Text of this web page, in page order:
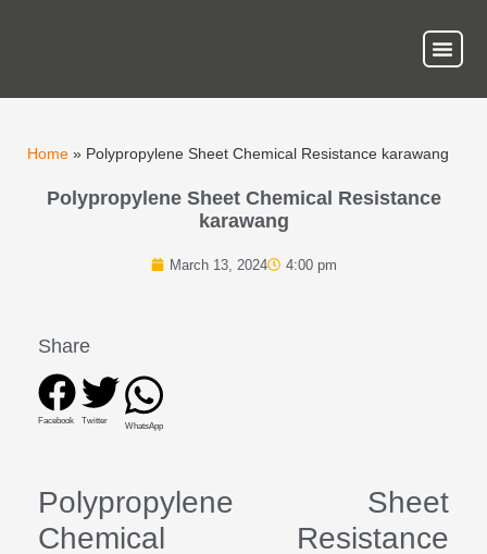
Home » Polypropylene Sheet Chemical Resistance karawang
Polypropylene Sheet Chemical Resistance
karawang
March 13, 2024 4:00 pm
Share
Facebook Twitter
WhatsApp
Polypropylene Sheet
Chemical Resistance